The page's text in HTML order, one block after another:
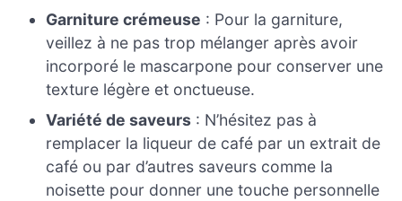
Garniture crémeuse : Pour la garniture,
veillez à ne pas trop mélanger après avoir
incorporé le mascarpone pour conserver une
texture légère et onctueuse.
Variété de saveurs : N’hésitez pas à
remplacer la liqueur de café par un extrait de
café ou par d’autres saveurs comme la
noisette pour donner une touche personnelle